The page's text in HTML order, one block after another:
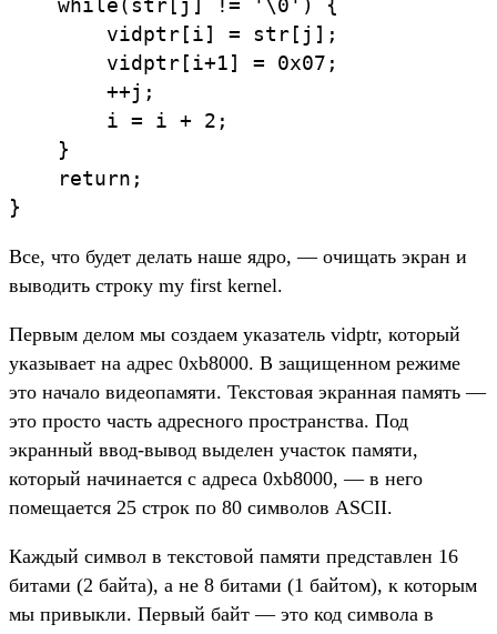
    while(str[j] != '\0') {
        vidptr[i] = str[j];
        vidptr[i+1] = 0x07;
        ++j;
        i = i + 2;
    }
    return;
Все, что будет делать наше ядро, — очищать экран и
выводить строку my first kernel.
Первым делом мы создаем указатель vidptr, который
указывает на адрес 0xb8000. В защищенном режиме
это начало видеопамяти. Текстовая экранная память —
это просто часть адресного пространства. Под
экранный ввод-вывод выделен участок памяти,
который начинается с адреса 0xb8000, — в него
помещается 25 строк по 80 символов ASCII.
Каждый символ в текстовой памяти представлен 16
битами (2 байта), а не 8 битами (1 байтом), к которым
мы привыкли. Первый байт — это код символа в